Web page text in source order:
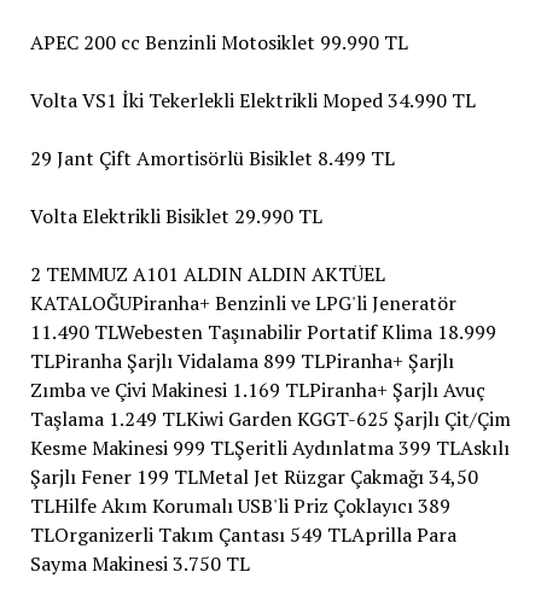
APEC 200 cc Benzinli Motosiklet 99.990 TL
Volta VS1 İki Tekerlekli Elektrikli Moped 34.990 TL
29 Jant Çift Amortisörlü Bisiklet 8.499 TL
Volta Elektrikli Bisiklet 29.990 TL
2 TEMMUZ A101 ALDIN ALDIN AKTÜEL
KATALOĞUPiranha+ Benzinli ve LPG'li Jeneratör
11.490 TLWebesten Taşınabilir Portatif Klima 18.999
TLPiranha Şarjlı Vidalama 899 TLPiranha+ Şarjlı
Zımba ve Çivi Makinesi 1.169 TLPiranha+ Şarjlı Avuç
Taşlama 1.249 TLKiwi Garden KGGT-625 Şarjlı Çit/Çim
Kesme Makinesi 999 TLŞeritli Aydınlatma 399 TLAskılı
Şarjlı Fener 199 TLMetal Jet Rüzgar Çakmağı 34,50
TLHilfe Akım Korumalı USB'li Priz Çoklayıcı 389
TLOrganizerli Takım Çantası 549 TLAprilla Para
Sayma Makinesi 3.750 TL